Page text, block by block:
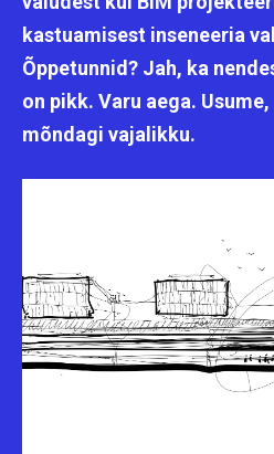
kastuamisest inseneeria
Õppetunnid? Jah, ka
on pikk. Varu aega.
mõndagi vajalikku.